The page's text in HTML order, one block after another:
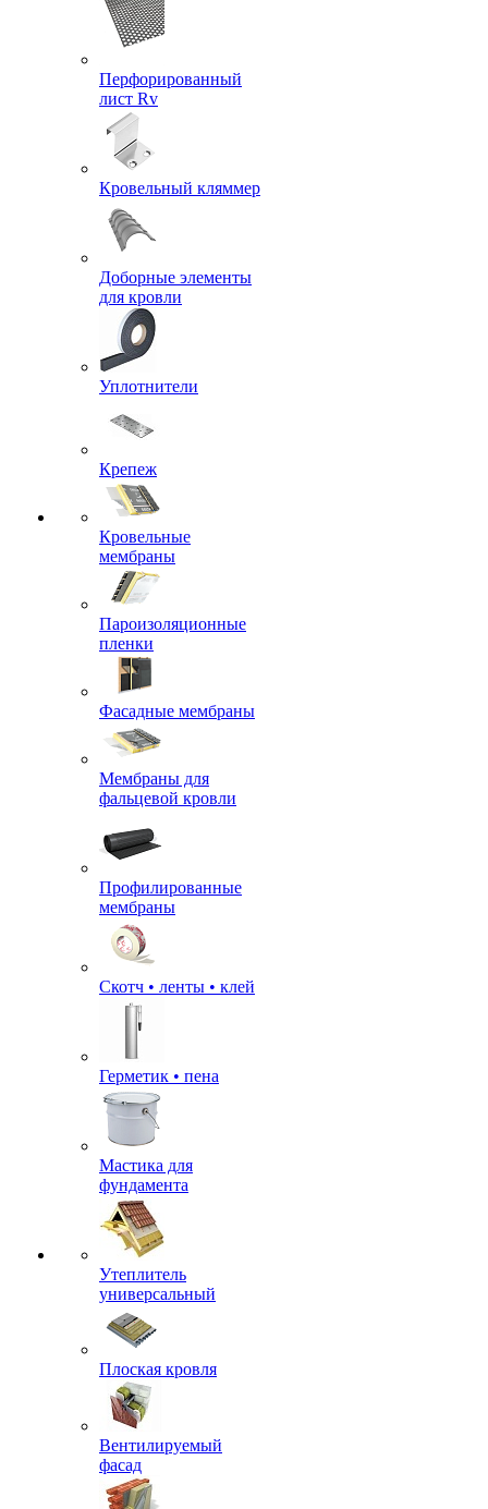
Перфорированный
лист Rv
Кровельный кляммер
Доборные элементы
для кровли
Уплотнители
Крепеж
Кровельные
мембраны
Пароизоляционные
пленки
Фасадные мембраны
Мембраны для
фальцевой кровли
Профилированные
мембраны
Скотч • ленты • клей
Герметик • пена
Мастика для
фундамента
Утеплитель
универсальный
Плоская кровля
Вентилируемый
фасад